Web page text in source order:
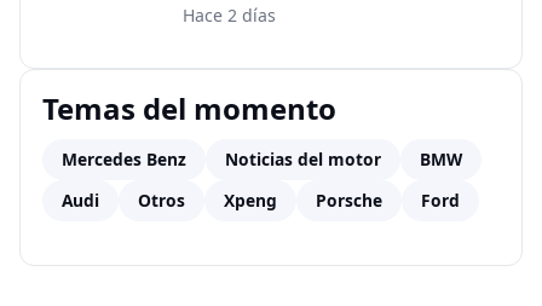
Hace 2 días
Temas del momento
Mercedes Benz Noticias del motor
BMW
Audi
Otros Xpeng Porsche Ford